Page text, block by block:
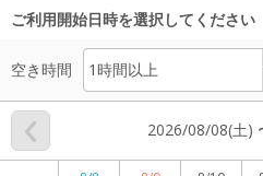
ご利用開始日時を選択してください
空き時間
2026/08/08(土)